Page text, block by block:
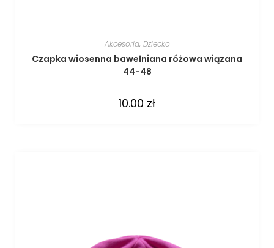
Akcesoria, Dziecko
Czapka wiosenna bawełniana różowa wiązana
44-48
10.00 zł